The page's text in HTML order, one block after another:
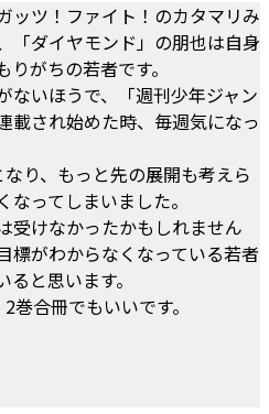
ッツ！ファイト！のカタマリみ
「ダイヤモンド」の朋也は自身
がちの若者です。
ないほうで、「週刊少年ジャン
載され始めた時、毎週気になっ
り、もっと先の展開も考えら
ってしまいました。
受けなかったかもしれません
標がわからなくなっている若者
と思います。
合冊でもいいです。